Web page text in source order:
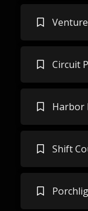
Circuit
Harbor
Shift